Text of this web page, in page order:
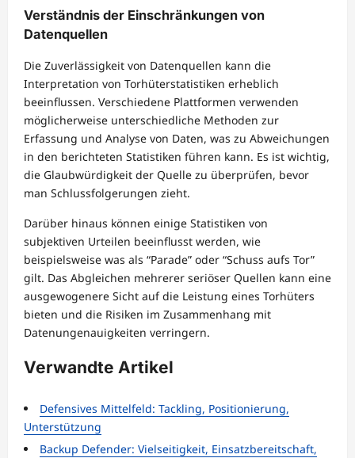
Verständnis der Einschränkungen von
Datenquellen
Die Zuverlässigkeit von Datenquellen kann die
Interpretation von Torhüterstatistiken erheblich
beeinflussen. Verschiedene Plattformen verwenden
möglicherweise unterschiedliche Methoden zur
Erfassung und Analyse von Daten, was zu Abweichungen
in den berichteten Statistiken führen kann. Es ist wichtig,
die Glaubwürdigkeit der Quelle zu überprüfen, bevor
man Schlussfolgerungen zieht.
Darüber hinaus können einige Statistiken von
subjektiven Urteilen beeinflusst werden, wie
beispielsweise was als “Parade” oder “Schuss aufs Tor”
gilt. Das Abgleichen mehrerer seriöser Quellen kann eine
ausgewogenere Sicht auf die Leistung eines Torhüters
bieten und die Risiken im Zusammenhang mit
Datenungenauigkeiten verringern.
Verwandte Artikel
Defensives Mittelfeld: Tackling, Positionierung,
Unterstützung
Backup Defender: Vielseitigkeit, Einsatzbereitschaft,